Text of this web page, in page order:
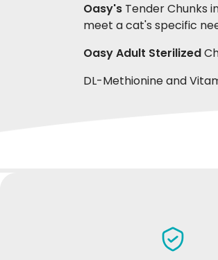
Oasy's Tender Chunks
meet a cat's specific
Oasy Adult Sterilized
DL-Methionine and
sempre, alla gatta piace ed è